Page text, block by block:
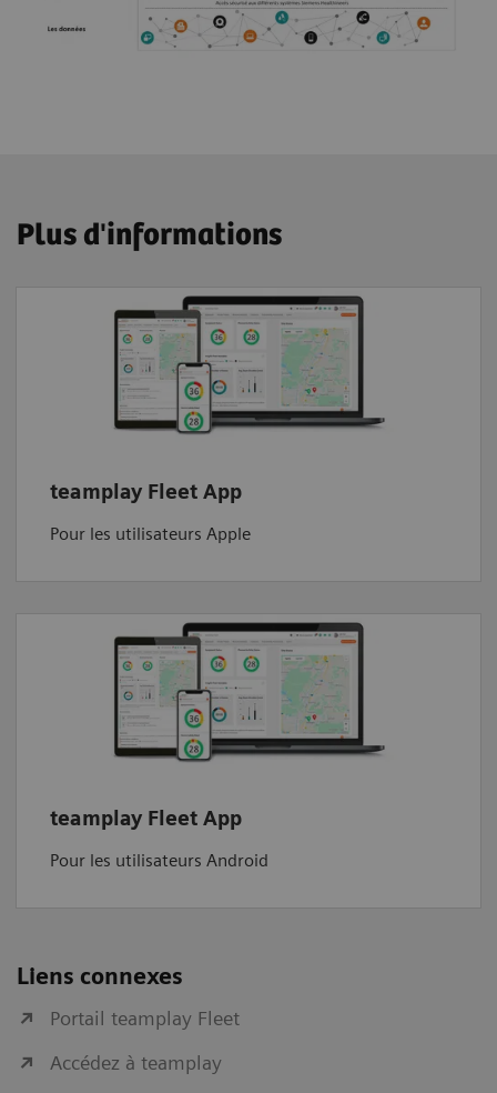
Plus d'informations
teamplay Fleet App
Pour les utilisateurs Apple
teamplay Fleet App
Pour les utilisateurs Android
Liens connexes
Portail teamplay Fleet
Accédez à teamplay